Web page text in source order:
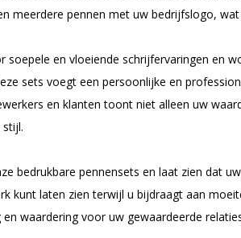
meerdere pennen met uw bedrijfslogo,
en vloeiende schrijfervaringen en
sets voegt een persoonlijke en
en klanten toont niet alleen uw
bedrukbare pennensets en laat zien dat
kunt laten zien terwijl u bijdraagt aan
waardering voor uw gewaardeerde